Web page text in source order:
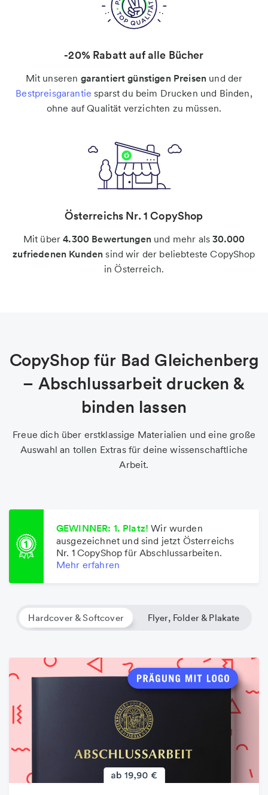
-20% Rabatt auf alle Bücher
Mit unseren garantiert günstigen Preisen und der
Bestpreisgarantie sparst du beim Drucken und Binden,
ohne auf Qualität verzichten zu müssen.
Österreichs Nr. 1 CopyShop
Mit über4.300 Bewertungen und mehr als30.000
zufriedenen Kunden sind wir der beliebteste CopyShop
in Österreich.
CopyShop für Bad Gleichenberg
– Abschlussarbeit drucken &
binden lassen
Freue dich über erstklassige Materialien und eine große
Auswahl an tollen Extras für deine wissenschaftliche
Arbeit.
GEWINNER: 1. Platz! Wir wurden
ausgezeichnet und sind jetzt Österreichs
Nr. 1 CopyShop für Abschlussarbeiten.
Mehr erfahren
Hardcover & Softcover Flyer, Folder & Plakate